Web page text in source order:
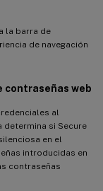
la barra de
de navegación
contraseñas web
al
determina si Secure
en el
introducidas en
contraseñas